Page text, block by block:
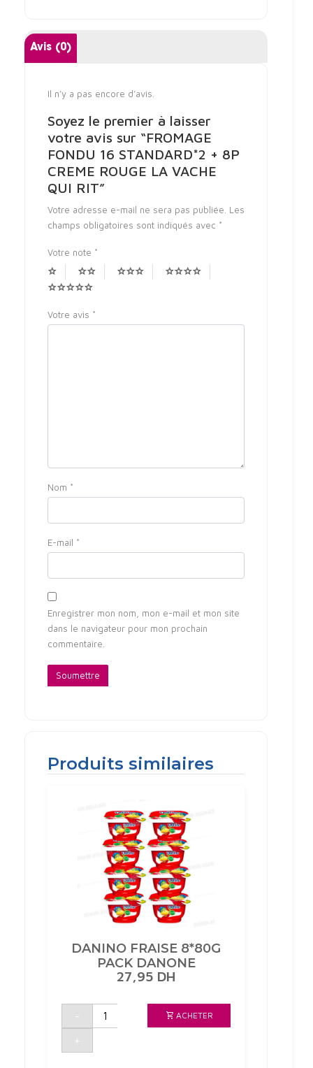
Avis (0)
Il n’y a pas encore d’avis.
Soyez le premier à laisser
votre avis sur “FROMAGE
FONDU 16 STANDARD*2 + 8P
CREME ROUGE LA VACHE
QUI RIT”
Votre adresse e-mail ne sera pas publiée. Les
champs obligatoires sont indiqués avec *
Votre note *
Votre avis *
Nom *
E-mail *
Enregistrer mon nom, mon e-mail et mon site
dans le navigateur pour mon prochain
commentaire.
Produits similaires
DANINO FRAISE 8*80G
PACK DANONE
27,95 DH
-
quantité
DANINO
PACK
+
ACHETER